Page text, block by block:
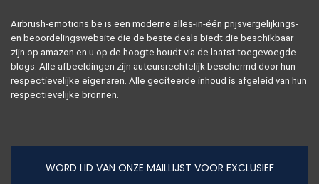
Airbrush-emotions.be is een moderne alles-in-één prijsvergelijkings-
en beoordelingswebsite die de beste deals biedt die beschikbaar
zijn op amazon en u op de hoogte houdt via de laatst toegevoegde
blogs. Alle afbeeldingen zijn auteursrechtelijk beschermd door hun
respectievelijke eigenaren. Alle geciteerde inhoud is afgeleid van hun
respectievelijke bronnen.
WORD LID VAN ONZE MAILLIJST VOOR EXCLUSIEF